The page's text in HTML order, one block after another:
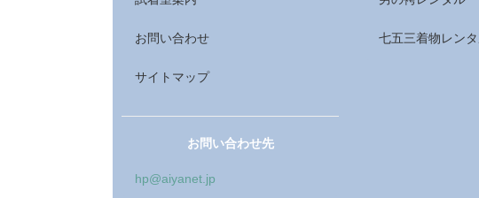
お問い合わせ
サイトマップ
お問い合わせ先
hp@aiyanet.jp
七五三着物レン